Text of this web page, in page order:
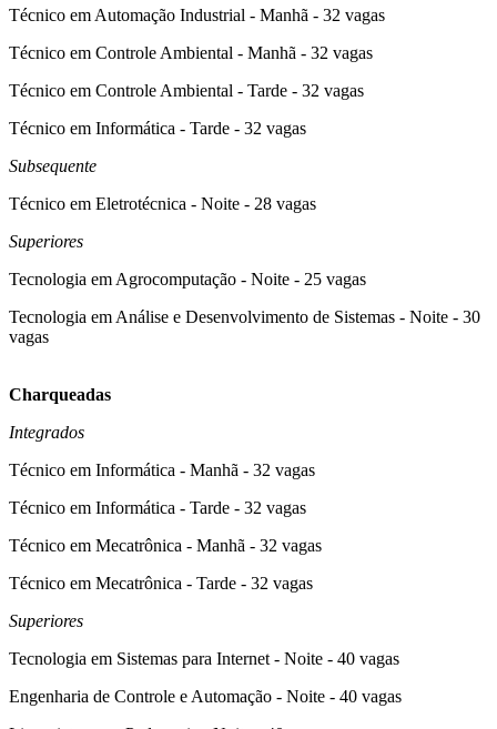
Técnico em Automação Industrial - Manhã - 32 vagas
Técnico em Controle Ambiental - Manhã - 32 vagas
Técnico em Controle Ambiental - Tarde - 32 vagas
Técnico em Informática - Tarde - 32 vagas
Subsequente
Técnico em Eletrotécnica - Noite - 28 vagas
Superiores
Tecnologia em Agrocomputação - Noite - 25 vagas
Tecnologia em Análise e Desenvolvimento de Sistemas - Noite - 30
vagas
Charqueadas
Integrados
Técnico em Informática - Manhã - 32 vagas
Técnico em Informática - Tarde - 32 vagas
Técnico em Mecatrônica - Manhã - 32 vagas
Técnico em Mecatrônica - Tarde - 32 vagas
Superiores
Tecnologia em Sistemas para Internet - Noite - 40 vagas
Engenharia de Controle e Automação - Noite - 40 vagas